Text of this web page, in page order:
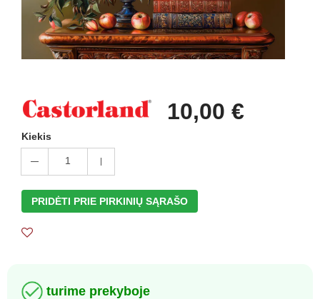
10,00 €
Kiekis
1
PRIDĖTI PRIE PIRKINIŲ SĄRAŠO
turime prekyboje